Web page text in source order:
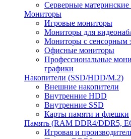
Серверные
Мониторы
Игровые мониторы
Мониторы для
Мониторы с сенсорным
Офисные мониторы
Профессиональные
графики
Накопители (SSD/HDD/M.2)
Внешние накопители
Внутренние HDD
Внутренние SSD
Карты памяти и флешки
Память (RAM DDR4/DDR5,
Игровая и